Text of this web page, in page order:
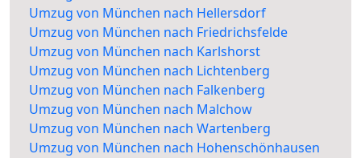
Umzug von München nach Hellersdorf
Umzug von München nach Friedrichsfelde
Umzug von München nach Karlshorst
Umzug von München nach Lichtenberg
Umzug von München nach Falkenberg
Umzug von München nach Malchow
Umzug von München nach Wartenberg
Umzug von München nach Hohenschönhausen